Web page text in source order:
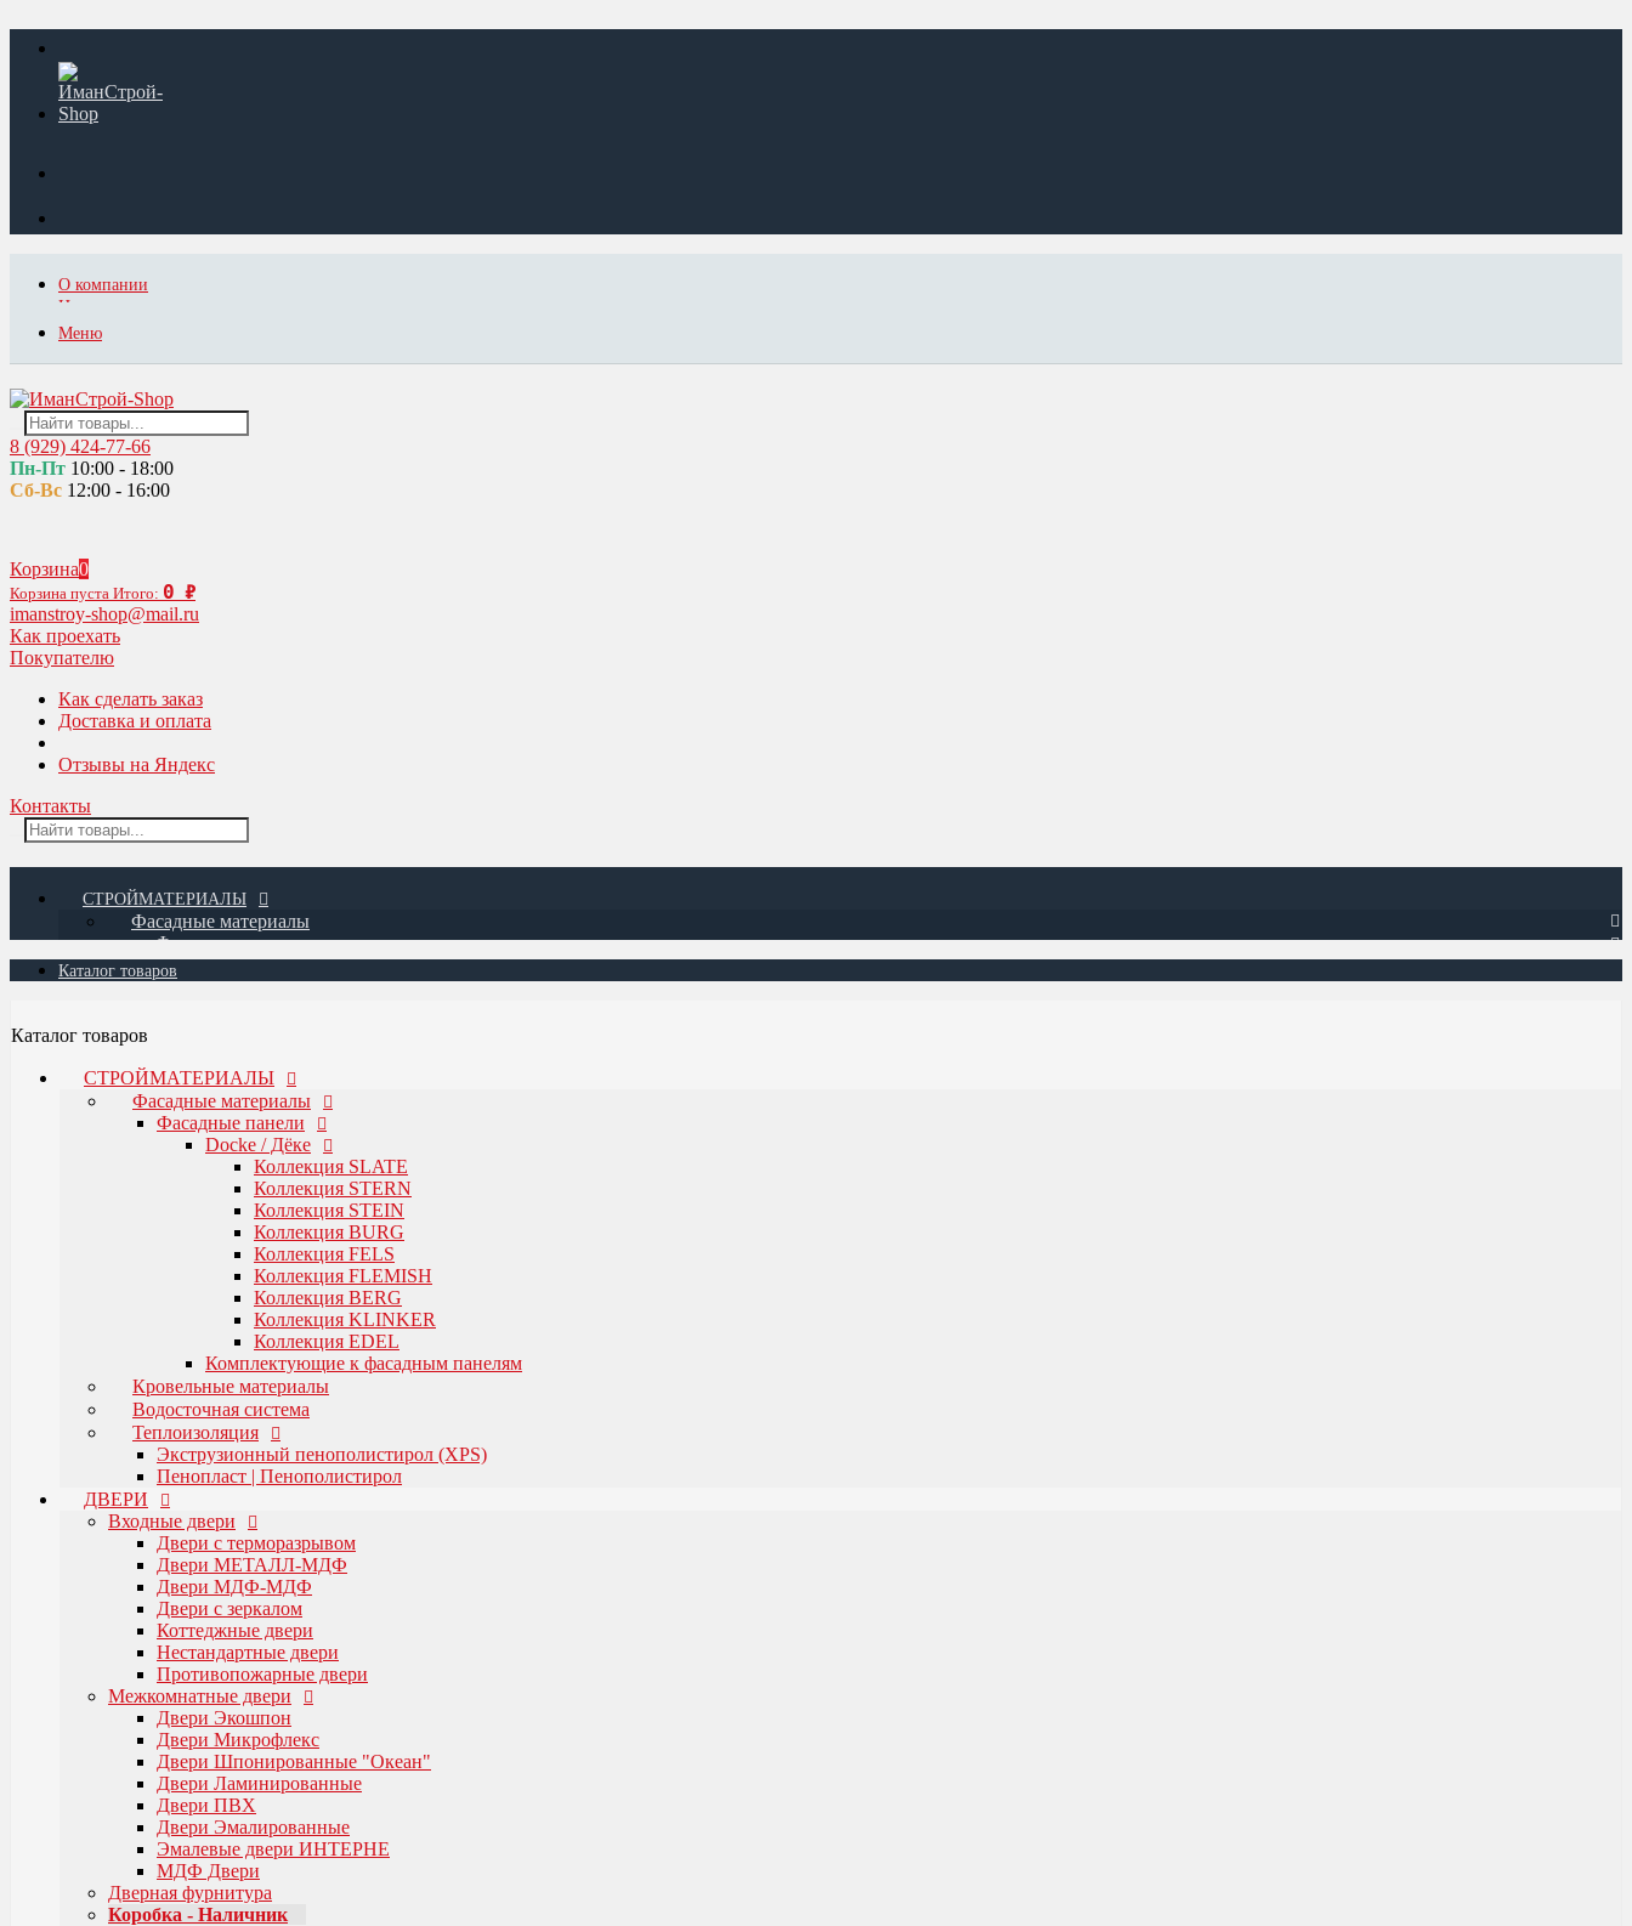
О компании
Новости и акции
Партнерам и дилерам
Меню
8 (929) 424-77-66
Пн-Пт 10:00 - 18:00
Сб-Вс 12:00 - 16:00
Корзина0
Корзина пуста Итого: 0 ₽
imanstroy-shop@mail.ru
Как проехать
Покупателю
Как сделать заказ
Доставка и оплата
Отзывы на Яндекс
Контакты
СТРОЙМАТЕРИАЛЫ
Фасадные материалы
Фасадные панели
Docke / Дёке
Коллекция SLATE
Коллекция FELS
Коллекция FLEMISH
Коллекция BERG
Коллекция KLINKER
Коллекция EDEL
Комплектующие к фасадным панелям
Кровельные материалы
Водосточная система
Теплоизоляция
Экструзионный пенополистирол (XPS)
Пенопласт | Пенополистирол
Двери с терморазрывом
Двери МЕТАЛЛ-МДФ
Двери МДФ-МДФ
Двери с зеркалом
Коттеджные двери
Нестандартные двери
Противопожарные двери
Межкомнатные двери
Двери Экошпон
Двери Микрофлекс
Двери Шпонированные "Океан"
Двери Ламинированные
Двери ПВХ
Двери Эмалированные
Эмалевые двери ИНТЕРНЕ
МДФ Двери
Дверная фурнитура
Коробка - Наличник
ОКНА | Комплектующие
Напольные покрытия
Террасная доска
Тротуарная плитка и брусчатка
Электротовары
Каталог товаров
Каталог товаров
СТРОЙМАТЕРИАЛЫ
Фасадные материалы
Фасадные панели
Docke / Дёке
Коллекция SLATE
Коллекция STERN
Коллекция STEIN
Коллекция BURG
Коллекция FELS
Коллекция FLEMISH
Коллекция BERG
Коллекция KLINKER
Коллекция EDEL
Комплектующие к фасадным панелям
Кровельные материалы
Водосточная система
Теплоизоляция
Экструзионный пенополистирол (XPS)
Пенопласт | Пенополистирол
ДВЕРИ
Входные двери
Двери с терморазрывом
Двери МЕТАЛЛ-МДФ
Двери МДФ-МДФ
Двери с зеркалом
Коттеджные двери
Нестандартные двери
Противопожарные двери
Межкомнатные двери
Двери Экошпон
Двери Микрофлекс
Двери Шпонированные "Океан"
Двери Ламинированные
Двери ПВХ
Двери Эмалированные
Эмалевые двери ИНТЕРНЕ
МДФ Двери
Дверная фурнитура
Коробка - Наличник